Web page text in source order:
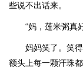
些说不出话来。
“妈，莲米粥真
妈妈笑了。笑
额头上每一颗汗珠都